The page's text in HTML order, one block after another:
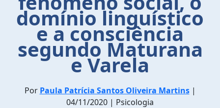
domínio linguístico
e a consciência
segundo Maturana
e Varela
Por Paula Patrícia Santos Oliveira Martins|
04/11/2020 | Psicologia